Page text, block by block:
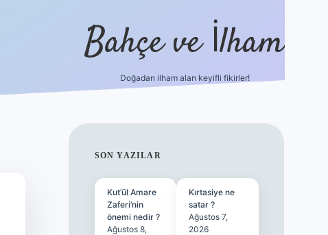
Bahçe ve İlham
Doğadan ilham alan keyifli fikirler!
SIDEBAR
SON YAZILAR
Kut’ül Amare
Zaferi’nin
önemi nedir ?
Ağustos 8,
Kırtasiye ne
satar ?
Ağustos 7,
2026
ilbet yeni giriş betexper